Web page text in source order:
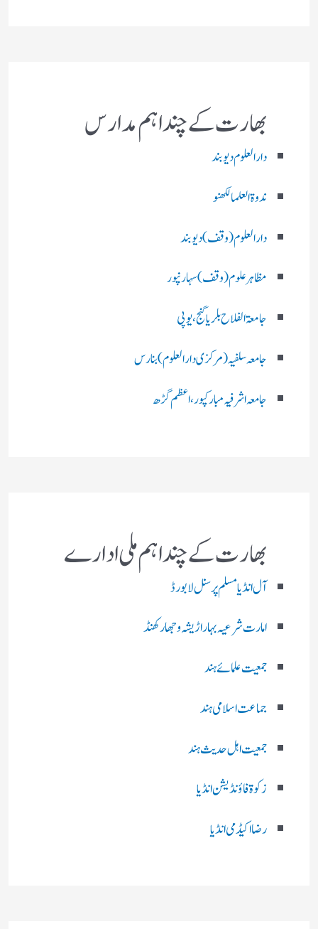
بھارت کے چند اہم مدارس
دارالعلوم دیوبند
ندوۃالعلما لکھنو
دارالعلوم (وقف)دیوبند
مظاہرعلوم (وقف)سہارنپور
جامعۃ الفلاح بلریاگنج،یوپی
جامعہ سلفیہ(مرکزی دارالعلوم )بنارس
جامعہ اشرفیہ مبارکپور،اعظم گڑھ
بھارت کے چند اہم ملی ادارے
آل انڈیا مسلم پرسنل لا بورڈ
امارت شرعیہ بہار اڑیشہ و جھارکھنڈ
جمعیت علمائے ہند
جماعت اسلامی ہند
جمعیت اہل حدیث ہند
زکوۃ فاؤنڈیشن انڈیا
رضا اکیڈمی انڈیا